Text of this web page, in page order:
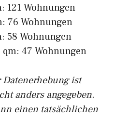
121 Wohnungen
76 Wohnungen
58 Wohnungen
47 Wohnungen
ist
anders angegeben.
einen tatsächlichen